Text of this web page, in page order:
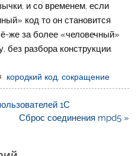
и со временем, если
код то он становится
же за более «человечный»
без разбора конструкции.
кородкий код,сокращение
1С
Сброс соединения mpd5 »